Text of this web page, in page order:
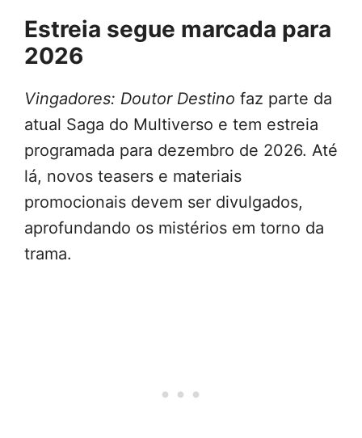
Estreia segue marcada para
2026
Vingadores: Doutor Destino faz parte da
atual Saga do Multiverso e tem estreia
programada para dezembro de 2026. Até
lá, novos teasers e materiais
promocionais devem ser divulgados,
aprofundando os mistérios em torno da
trama.